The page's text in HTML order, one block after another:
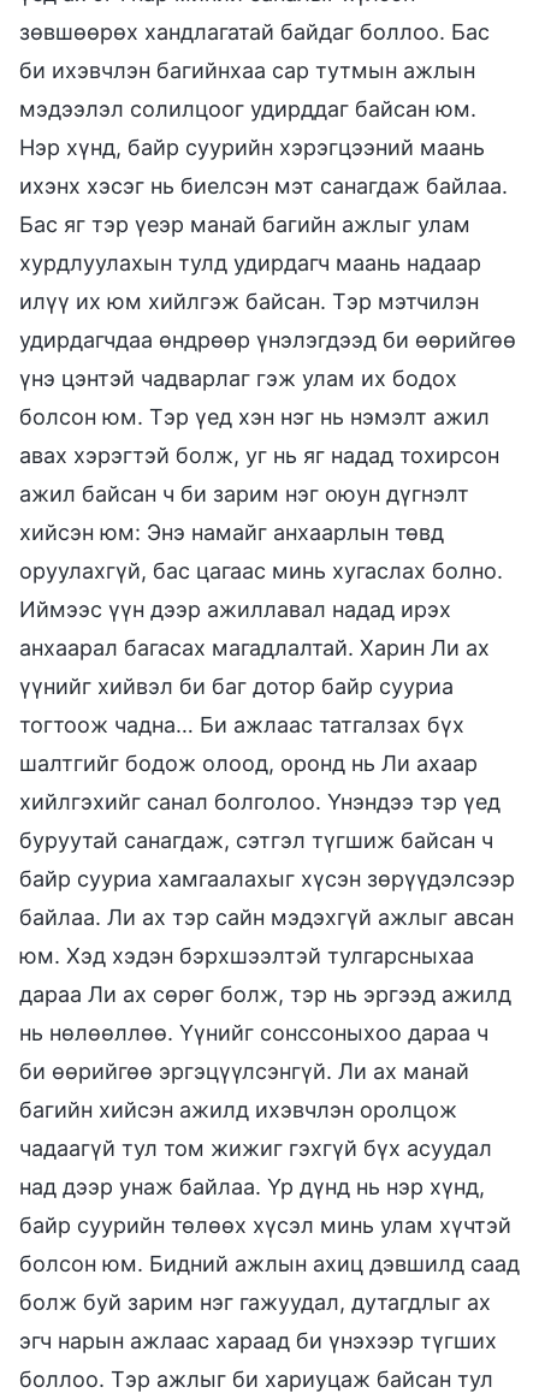
зөвшөөрөх хандлагатай байдаг боллоо. Бас
би ихэвчлэн багийнхаа сар тутмын ажлын
мэдээлэл солилцоог удирддаг байсан юм.
Нэр хүнд, байр суурийн хэрэгцээний маань
ихэнх хэсэг нь биелсэн мэт санагдаж байлаа.
Бас яг тэр үеэр манай багийн ажлыг улам
хурдлуулахын тулд удирдагч маань надаар
илүү их юм хийлгэж байсан. Тэр мэтчилэн
удирдагчдаа өндрөөр үнэлэгдээд би өөрийгөө
үнэ цэнтэй чадварлаг гэж улам их бодох
болсон юм. Тэр үед хэн нэг нь нэмэлт ажил
авах хэрэгтэй болж, уг нь яг надад тохирсон
ажил байсан ч би зарим нэг оюун дүгнэлт
хийсэн юм: Энэ намайг анхаарлын төвд
оруулахгүй, бас цагаас минь хугаслах болно.
Иймээс үүн дээр ажиллавал надад ирэх
анхаарал багасах магадлалтай. Харин Ли ах
үүнийг хийвэл би баг дотор байр сууриа
тогтоож чадна… Би ажлаас татгалзах бүх
шалтгийг бодож олоод, оронд нь Ли ахаар
хийлгэхийг санал болголоо. Үнэндээ тэр үед
буруутай санагдаж, сэтгэл түгшиж байсан ч
байр сууриа хамгаалахыг хүсэн зөрүүдэлсээр
байлаа. Ли ах тэр сайн мэдэхгүй ажлыг авсан
юм. Хэд хэдэн бэрхшээлтэй тулгарсныхаа
дараа Ли ах сөрөг болж, тэр нь эргээд ажилд
нь нөлөөллөө. Үүнийг сонссоныхоо дараа ч
би өөрийгөө эргэцүүлсэнгүй. Ли ах манай
багийн хийсэн ажилд ихэвчлэн оролцож
чадаагүй тул том жижиг гэхгүй бүх асуудал
над дээр унаж байлаа. Үр дүнд нь нэр хүнд,
байр суурийн төлөөх хүсэл минь улам хүчтэй
болсон юм. Бидний ажлын ахиц дэвшилд саад
болж буй зарим нэг гажуудал, дутагдлыг ах
эгч нарын ажлаас хараад би үнэхээр түгших
боллоо. Тэр ажлыг би хариуцаж байсан тул